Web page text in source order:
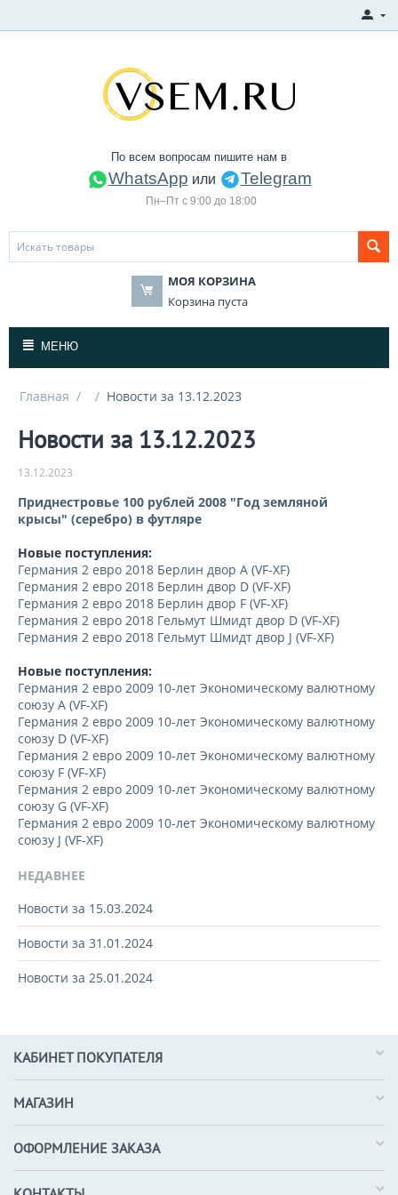
По всем вопросам пишите нам в
WhatsApp или Telegram
Пн–Пт с 9:00 до 18:00
МОЯ КОРЗИНА
Корзина пуста
МЕНЮ
Главная / / Новости за 13.12.2023
Новости за 13.12.2023
13.12.2023
Приднестровье 100 рублей 2008 "Год земляной
крысы" (серебро) в футляре
Новые поступления:
Германия 2 евро 2018 Берлин двор A (VF-XF)
Германия 2 евро 2018 Берлин двор D (VF-XF)
Германия 2 евро 2018 Берлин двор F (VF-XF)
Германия 2 евро 2018 Гельмут Шмидт двор D (VF-XF)
Германия 2 евро 2018 Гельмут Шмидт двор J (VF-XF)
Новые поступления:
Германия 2 евро 2009 10-лет Экономическому валютному
союзу A (VF-XF)
Германия 2 евро 2009 10-лет Экономическому валютному
союзу D (VF-XF)
Германия 2 евро 2009 10-лет Экономическому валютному
союзу F (VF-XF)
Германия 2 евро 2009 10-лет Экономическому валютному
союзу G (VF-XF)
Германия 2 евро 2009 10-лет Экономическому валютному
союзу J (VF-XF)
НЕДАВНЕЕ
Новости за 15.03.2024
Новости за 31.01.2024
Новости за 25.01.2024
КАБИНЕТ ПОКУПАТЕЛЯ
МАГАЗИН
ОФОРМЛЕНИЕ ЗАКАЗА